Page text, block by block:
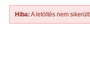
Hiba: A letöltés nem